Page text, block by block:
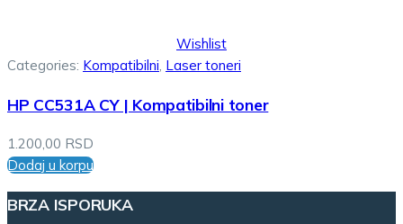
Wishlist
Categories: Kompatibilni Laser toneri
HP CC531A CY | Kompatibilni toner
1.200,00 RSD
Dodaj u korpu
BRZA ISPORUKA